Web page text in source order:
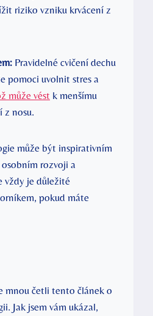
riziko vzniku krvácení z
Pravidelné cvičení dechu
pomoci uvolnit stres a
může vést k menšímu
z nosu.
může být inspirativním
osobním rozvoji a
vždy je důležité
pokud máte
mnou četli tento článek o
Jak jsem vám ukázal,